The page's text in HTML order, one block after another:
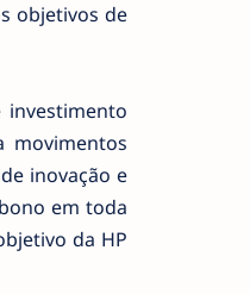
objetivos de
investimento
movimentos
inovação e
em toda
da HP